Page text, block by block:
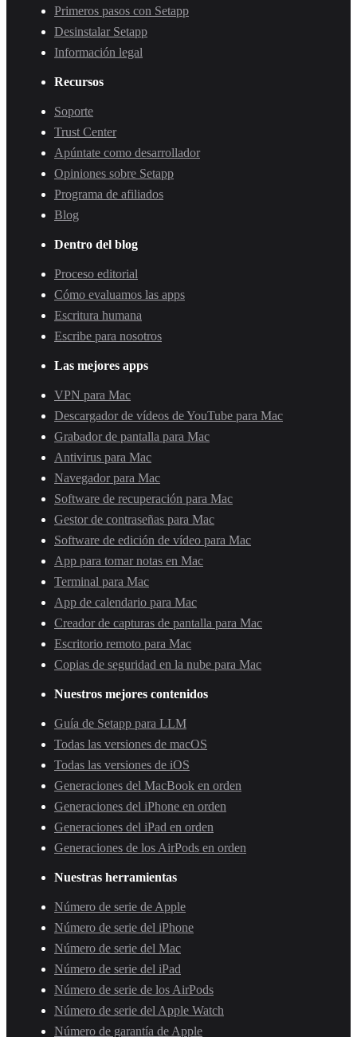
Primeros pasos con Setapp
Desinstalar Setapp
Información legal
Recursos
Soporte
Trust Center
Apúntate como desarrollador
Opiniones sobre Setapp
Programa de afiliados
Blog
Dentro del blog
Proceso editorial
Cómo evaluamos las apps
Escritura humana
Escribe para nosotros
Las mejores apps
VPN para Mac
Descargador de vídeos de YouTube para Mac
Grabador de pantalla para Mac
Antivirus para Mac
Navegador para Mac
Software de recuperación para Mac
Gestor de contraseñas para Mac
Software de edición de vídeo para Mac
App para tomar notas en Mac
Terminal para Mac
App de calendario para Mac
Creador de capturas de pantalla para Mac
Escritorio remoto para Mac
Copias de seguridad en la nube para Mac
Nuestros mejores contenidos
Guía de Setapp para LLM
Todas las versiones de macOS
Todas las versiones de iOS
Generaciones del MacBook en orden
Generaciones del iPhone en orden
Generaciones del iPad en orden
Generaciones de los AirPods en orden
Nuestras herramientas
Número de serie de Apple
Número de serie del iPhone
Número de serie del Mac
Número de serie del iPad
Número de serie de los AirPods
Número de serie del Apple Watch
Número de garantía de Apple